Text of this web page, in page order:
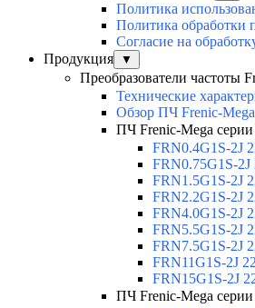
Политика
Политика обработки
Согласие на
Продукция
▼
Преобразователи частоты
Технические
Обзор ПЧ Frenic-Mega
ПЧ Frenic-Mega
FRN0.4G1S-2J
FRN0.75G1S-
FRN1.5G1S-2J
FRN2.2G1S-2J
FRN4.0G1S-2J
FRN5.5G1S-2J
FRN7.5G1S-2J
FRN11G1S-2J
FRN15G1S-2J
ПЧ Frenic-Mega